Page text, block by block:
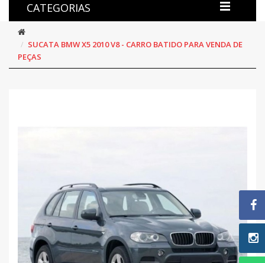
CATEGORIAS
SUCATA BMW X5 2010 V8 - CARRO BATIDO PARA VENDA DE
PEÇAS